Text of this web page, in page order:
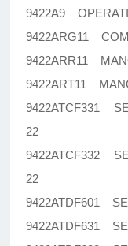
9422A9
9422ARG11
9422ARR11
9422ART11
9422ATCF331
22
9422ATCF332
22
9422ATDF601
9422ATDF631